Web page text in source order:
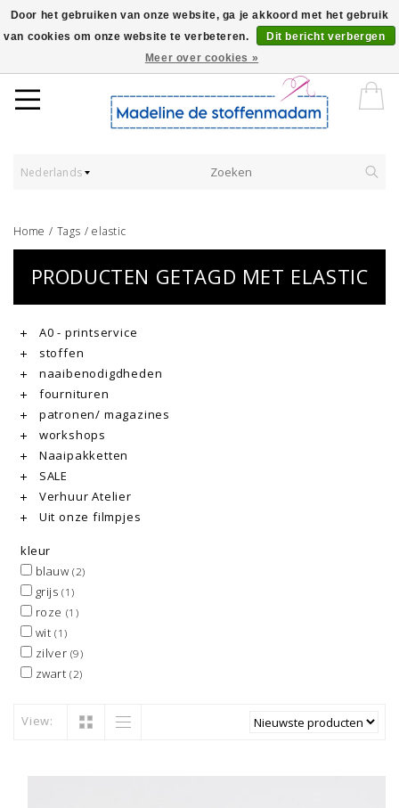
Worldwide Shipping - Onze stoffen worden verkocht per 10 cm.
Nederlands
Home / Tags /elastic
PRODUCTEN GETAGD MET ELASTIC
A0 - printservice
stoffen
naaibenodigdheden
fournituren
patronen/ magazines
workshops
Naaipakketten
SALE
Verhuur Atelier
Uit onze filmpjes
kleur
blauw(2)
grijs(1)
roze (1)
wit (1)
zilver (9)
zwart(2)
View:
Door het gebruiken van onze website, ga je akkoord met het gebruik
van cookies om onze website te verbeteren.
Dit bericht verbergen
Meer over cookies »